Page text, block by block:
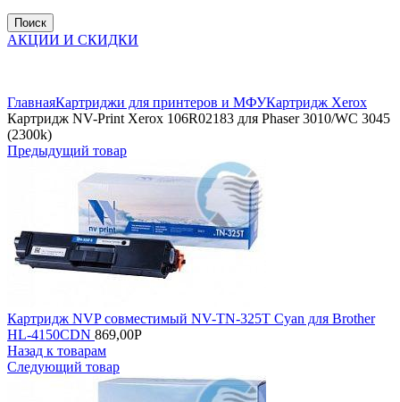
Поиск
АКЦИИ И СКИДКИ
ГлавнаяКартриджи для принтеров и МФУКартридж Xerox
Картридж NV-Print Xerox 106R02183 для Phaser 3010/WC 3045
(2300k)
Предыдущий товар
Картридж NVP совместимый NV-TN-325T Cyan для Brother
HL-4150CDN 869,00Р
Назад к товарам
Следующий товар